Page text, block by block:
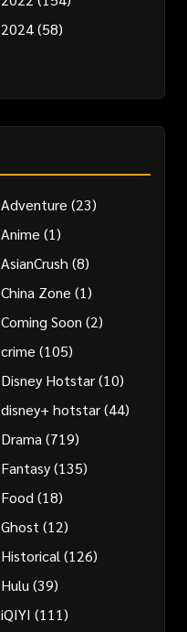
2024(58)
Adventure (23)
Anime (1)
AsianCrush (8)
China Zone (1)
Coming Soon (2)
crime (105)
Disney Hotstar(10)
disney+ hotstar(44)
Drama (719)
Fantasy(135)
Food (18)
Ghost (12)
Historical (126)
Hulu (39)
iQIYI (111)